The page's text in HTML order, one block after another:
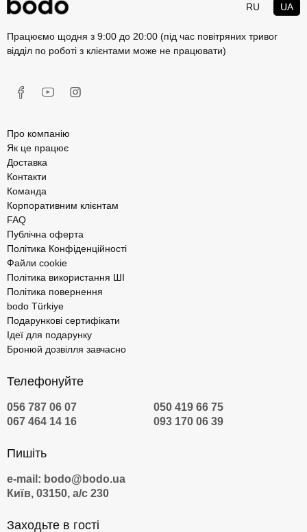
RU UA
Працюємо щодня з 9:00 до 20:00 (під час повітряних тривог
відділ по роботі з клієнтами може не працювати)
Про компанію
Як це працює
Доставка
Контакти
Команда
Корпоративним клієнтам
FAQ
Публічна оферта
Політика Конфіденційності
Файли cookie
Політика використання ШІ
Політика повернення
bodo Türkiye
Подарункові сертифікати
Ідеї для подарунку
Бронюй дозвілля завчасно
Телефонуйте
056 787 06 07
050 419 66 75
067 464 14 16
093 170 06 39
Пишіть
e-mail: bodo@bodo.ua
Київ, 03150, а/с 230
Заходьте в гості